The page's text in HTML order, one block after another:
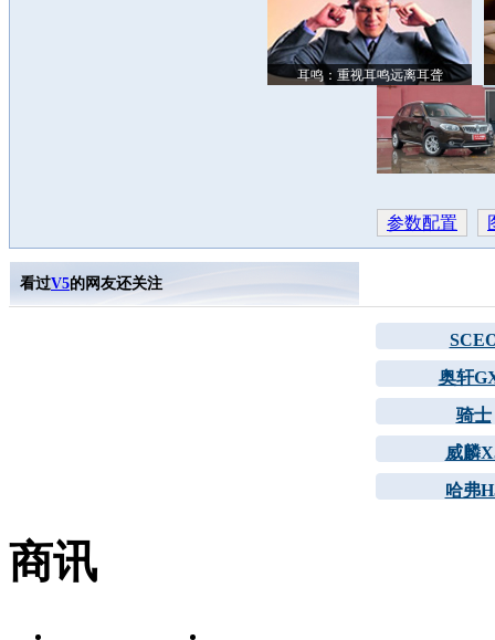
耳鸣：重视耳鸣远离耳聋
参数配置
看过V5的网友还关注
奥轩
骑士
威麟
哈弗
商讯